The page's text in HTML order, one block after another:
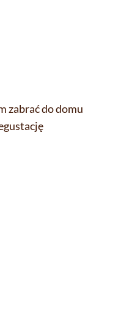
zabrać do domu